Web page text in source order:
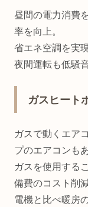
昼間の電力消費
率を向上。
省エネ空調を実
夜間運転も低騒
ガスヒート
ガスで動くエア
プのエアコンも
ガスを使用する
備費のコスト削
電機と比べ暖房